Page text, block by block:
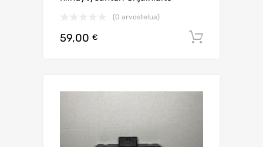
(0 arvostelua)
59,00 €